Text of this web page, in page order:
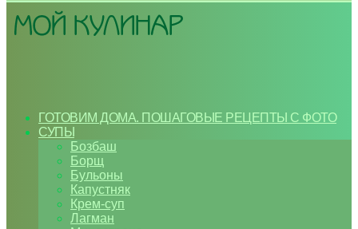
ГОТОВИМ ДОМА. ПОШАГОВЫЕ РЕЦЕПТЫ С ФОТО
СУПЫ
Бозбаш
Борщ
Бульоны
Капустняк
Крем-суп
Лагман